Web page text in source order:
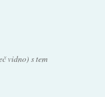
vidno) s tem